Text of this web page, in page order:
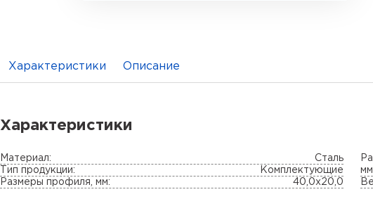
Характеристики Описание
Характеристики
Материал:
Сталь
Тип продукции:
Комплектующие
Размеры профиля, мм:
40,0х20,0